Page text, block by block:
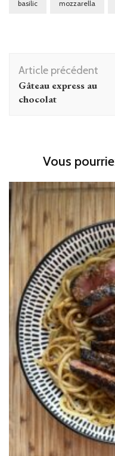
basilic mozzarella
Navigation
d'article
Article précédent
Gâteau express au
chocolat
Vous